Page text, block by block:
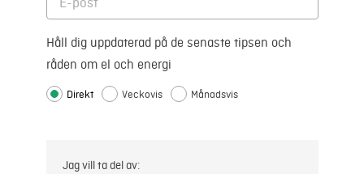
Håll dig uppdaterad på de senaste tipsen och
råden om el och energi
Direkt Veckovis Månadsvis
Jag vill ta del av: